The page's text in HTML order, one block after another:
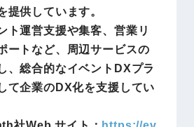
提供しています。
運営支援や集客、営業リ
ートなど、周辺サービスの
、総合的なイベントDXプラ
て企業のDX化を支援してい